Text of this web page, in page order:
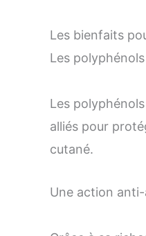
Les bienfaits
Les
Les
alliés pour
cutané.
Une action